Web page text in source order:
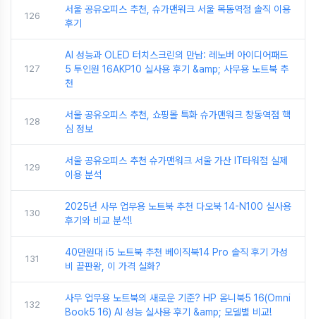
126
서울 공유오피스 추천, 슈가맨워크 서울 목동역점 솔직 이용
후기
127
AI 성능과 OLED 터치스크린의 만남: 레노버 아이디어패드
5 투인원 16AKP10 실사용 후기 &amp; 사무용 노트북 추
천
128
서울 공유오피스 추천, 쇼핑몰 특화 슈가맨워크 창동역점 핵
심 정보
129
서울 공유오피스 추천 슈가맨워크 서울 가산 IT타워점 실제
이용 분석
130
2025년 사무 업무용 노트북 추천 다오북 14-N100 실사용
후기와 비교 분석!
131
40만원대 i5 노트북 추천 베이직북14 Pro 솔직 후기 가성
비 끝판왕, 이 가격 실화?
132
사무 업무용 노트북의 새로운 기준? HP 옴니북5 16(Omni
Book5 16) AI 성능 실사용 후기 &amp; 모델별 비교!